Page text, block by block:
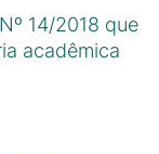
14/2018 que
acadêmica